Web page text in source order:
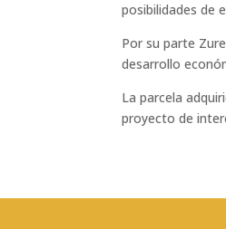
posibilidades de
Por su parte
desarrollo
La parcela
proyecto de